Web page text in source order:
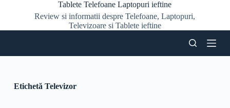
a
n
Tablete Telefoane Laptopuri ieftine
Review si informatii despre Telefoane, Laptopuri,
Televizoare si Tablete ieftine
Etichetă Televizor